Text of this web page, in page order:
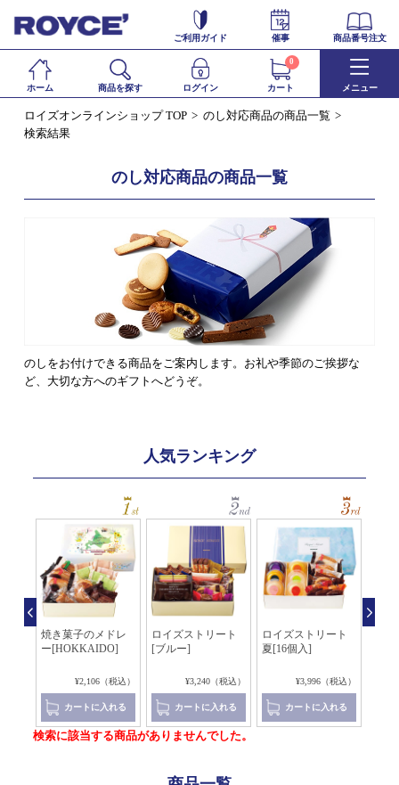
ご利用ガイド 催事 商品番号注文
ホーム 商品を探す ログイン カート
0
メニュー
ロイズオンラインショップ TOP
のし対応商品の商品一覧
検索結果
のし対応商品の商品一覧
のしをお付けできる商品をご案内します。お礼や季節のご挨拶な
ど、大切な方へのギフトへどうぞ。
人気ランキング
焼き菓子のメドレ
ー[HOKKAIDO]
¥2,106（税込）
カートに入れる
ロイズストリート
[ブルー]
¥3,240（税込）
カートに入れる
ロイズストリート
夏[16個入]
¥3,996（税込）
カートに入れる
検索に該当する商品がありませんでした。